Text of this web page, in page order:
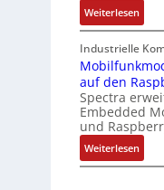
Weiterlesen:
1
9
-
Z
o
l
l
-
I
Industrielle
auf den
Spectra
Embedded
und
Weiterlesen:
M